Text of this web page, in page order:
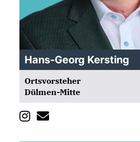
Hans-Georg Kersting
Ortsvorsteher
Dülmen-Mitte